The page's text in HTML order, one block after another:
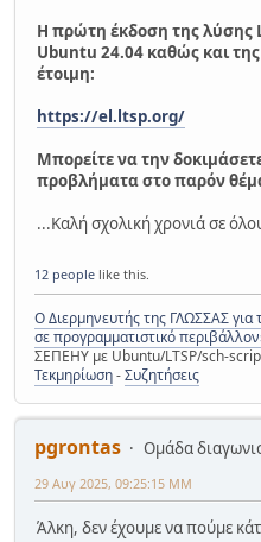
Η πρώτη έκδοση της λύσης
Ubuntu 24.04 καθώς και
έτοιμη:
https://el.ltsp.org/
Μπορείτε να την
προβλήματα στο παρόν
...Καλή σχολική χρονιά σε
12 people like this.
Ο Διερμηνευτής της ΓΛΩΣΣΑΣ
σε προγραμματιστικό
ΣΕΠΕΗΥ με Ubuntu/LTSP/sch-
Τεκμηρίωση-Συζητήσεις
pgrontas
Ομάδα
29 Αυγ 2025, 09:25:15 ΜΜ
Άλκη, δεν έχουμε να πούμε